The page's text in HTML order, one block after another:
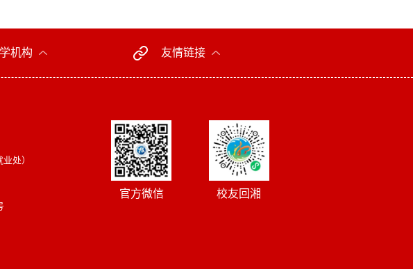
机构 友情链接
处）
官方微信 校友回湘